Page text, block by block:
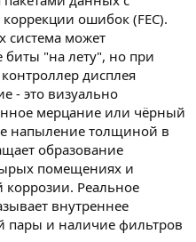
ошибок (FEC).
система может
биты "на лету", но при
дисплея
- это визуально
мерцание или чёрный
напыление толщиной в
образование
помещениях и
коррозии. Реальное
внутреннее
пары и наличие фильтров